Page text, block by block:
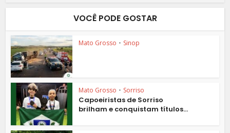
VOCÊ PODE GOSTAR
Mato Grosso • Sinop
Mato Grosso • Sorriso
Capoeiristas de Sorriso
brilham e conquistam títulos...